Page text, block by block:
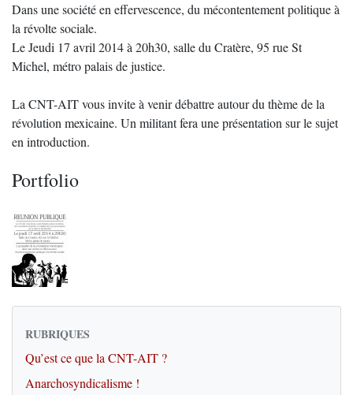
Dans une société en effervescence, du mécontentement politique à
la révolte sociale.
Le Jeudi 17 avril 2014 à 20h30, salle du Cratère, 95 rue St
Michel, métro palais de justice.
La CNT-AIT vous invite à venir débattre autour du thème de la
révolution mexicaine. Un militant fera une présentation sur le sujet
en introduction.
Portfolio
RUBRIQUES
Qu’est ce que la CNT-AIT ?
Anarchosyndicalisme !